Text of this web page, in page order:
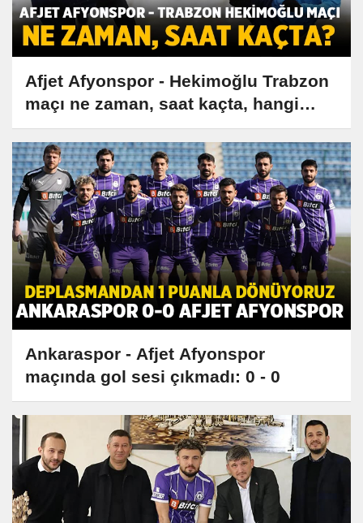
Afjet Afyonspor - Hekimoğlu Trabzon
maçı ne zaman, saat kaçta, hangi
kanalda?
Ankaraspor - Afjet Afyonspor
maçında gol sesi çıkmadı: 0 - 0